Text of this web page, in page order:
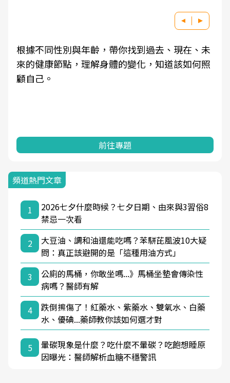
根據不同性別與年齡，帶你找到過去、現在、未
來的健康節點，理解身體的變化，知道該如何照
顧自己。
前往專題
頻道熱門文章
1
2026七夕什麼時候？七夕日期、由來與3習俗8
禁忌一次看
2
大豆油、調和油還能吃嗎？苯駢芘風波10大疑
問：真正該避開的是「這種用油方式」
3
公廁的馬桶，你敢坐嗎...》馬桶坐墊會傳染性
病嗎？醫師有解
4
跌倒擦傷了！紅藥水、紫藥水、雙氧水、白藥
水、優碘...藥師教你該如何選才對
5
暈碳現象是什麼？吃什麼不暈碳？吃飽想睡原
因曝光：醫師解析血糖不穩警訊